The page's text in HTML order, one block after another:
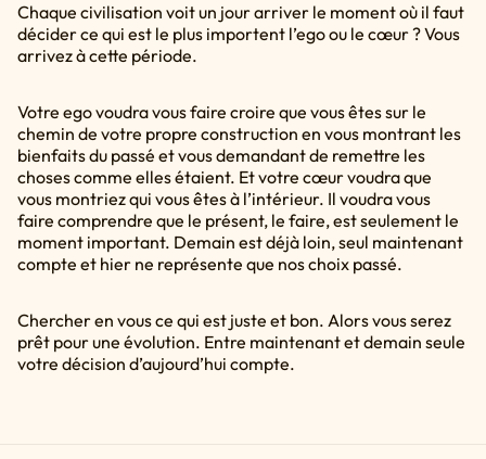
Chaque civilisation voit un jour arriver le moment où il faut
décider ce qui est le plus importent l’ego ou le cœur ? Vous
arrivez à cette période.
Votre ego voudra vous faire croire que vous êtes sur le
chemin de votre propre construction en vous montrant les
bienfaits du passé et vous demandant de remettre les
choses comme elles étaient. Et votre cœur voudra que
vous montriez qui vous êtes à l’intérieur. Il voudra vous
faire comprendre que le présent, le faire, est seulement le
moment important. Demain est déjà loin, seul maintenant
compte et hier ne représente que nos choix passé.
Chercher en vous ce qui est juste et bon. Alors vous serez
prêt pour une évolution. Entre maintenant et demain seule
votre décision d’aujourd’hui compte.